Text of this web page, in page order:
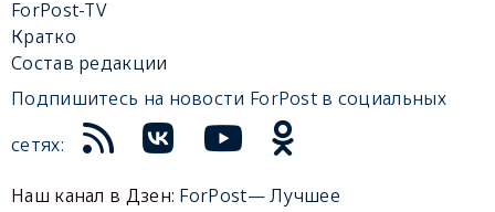
ForPost-TV
Кратко
Состав редакции
Подпишитесь на новости ForPost в социальных
сетях:
Наш канал в Дзен: ForPost— Лучшее